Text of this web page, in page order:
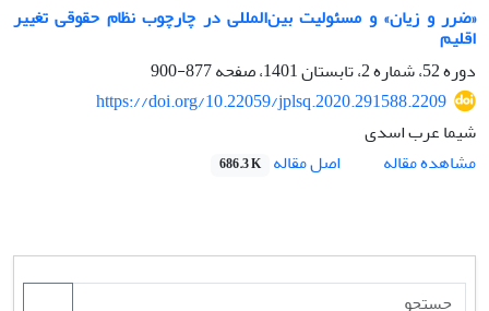
«ضرر و زیان» و مسئولیت بین‌المللی در چارچوب نظام حقوقی تغییر
اقلیم
دوره 52، شماره 2، تابستان 1401، صفحه
877-900
https://doi.org/10.22059/jplsq.2020.291588.2209
شیما عرب اسدی
مشاهده مقاله
اصل مقاله 686.3 K